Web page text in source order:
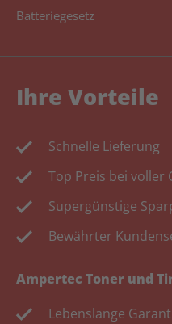
Batteriegesetz
Ihre Vorteile
Schnelle Lieferung
Top Preis bei voller
Supergünstige
Bewährter
Ampertec Toner und
Lebenslange